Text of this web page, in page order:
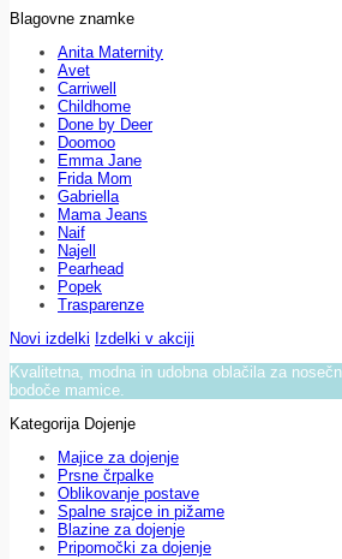
Blagovne znamke
Anita Maternity
Avet
Carriwell
Childhome
Done by Deer
Doomoo
Emma Jane
Frida Mom
Gabriella
Mama Jeans
Naif
Najell
Pearhead
Popek
Trasparenze
Novi izdelki Izdelki v akciji
Kvalitetna, modna in udobna oblačila za
bodoče mamice.
Kategorija Dojenje
Majice za dojenje
Prsne črpalke
Oblikovanje postave
Spalne srajce in pižame
Blazine za dojenje
Pripomočki za dojenje